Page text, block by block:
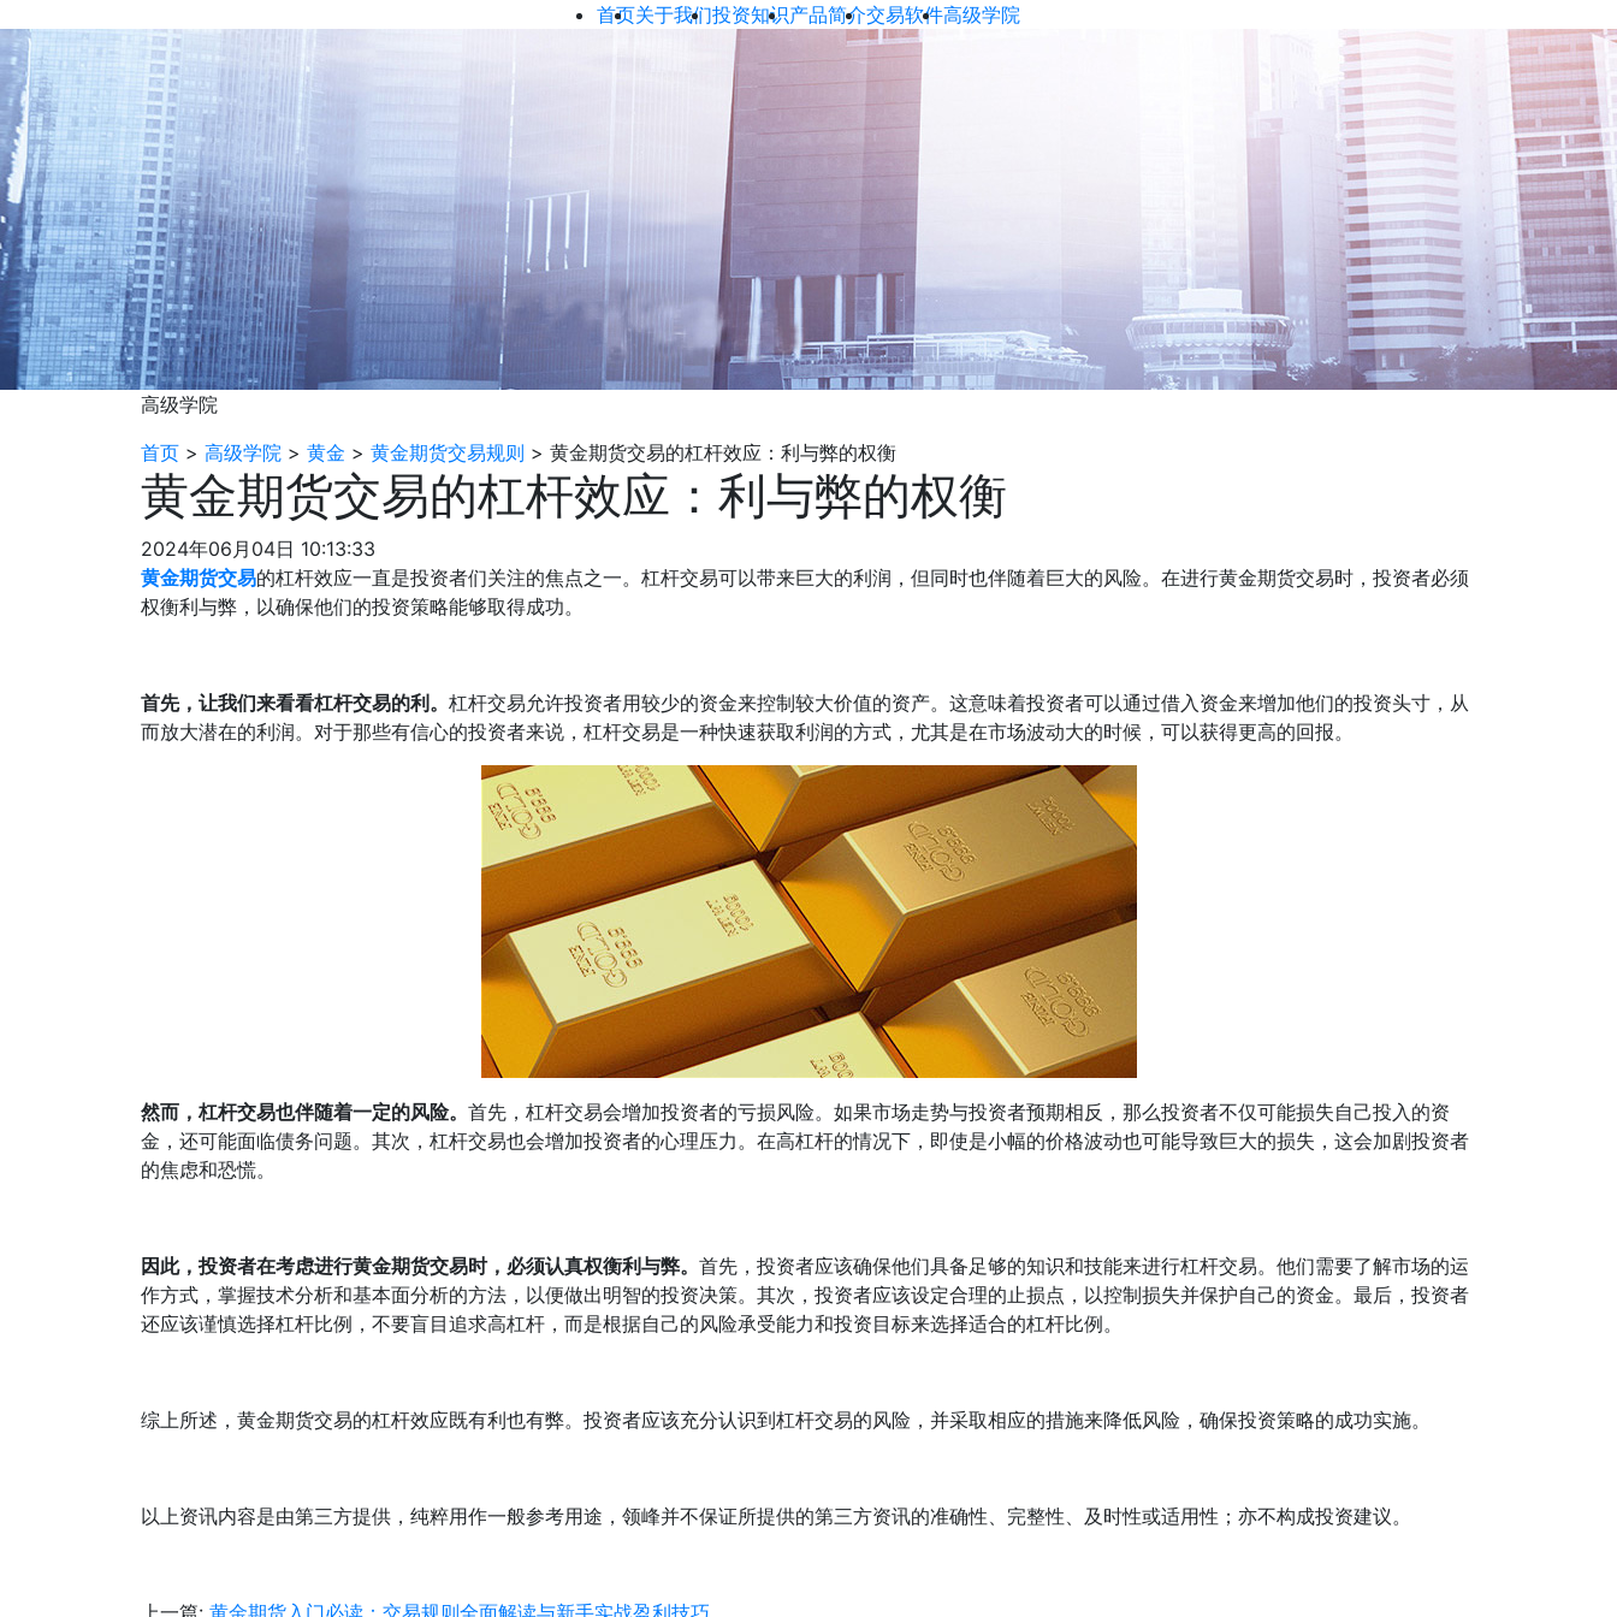
首页关于我们投资知识产品简介交易软件高级学院
高级学院
首页 > 高级学院 > 黄金 > 黄金期货交易规则 > 黄金期货交易的杠杆效应：利与弊的权衡
黄金期货交易的杠杆效应：利与弊的权衡
2024年06月04日 10:13:33
黄金期货交易的杠杆效应一直是投资者们关注的焦点之一。杠杆交易可以带来巨大的利润，但同时也伴随着巨大的风险。在进行黄金期货交易时，投资者必须
权衡利与弊，以确保他们的投资策略能够取得成功。
首先，让我们来看看杠杆交易的利。 杠杆交易允许投资者用较少的资金来控制较大价值的资产。这意味着投资者可以通过借入资金来增加他们的投资头寸，从
而放大潜在的利润。对于那些有信心的投资者来说，杠杆交易是一种快速获取利润的方式，尤其是在市场波动大的时候，可以获得更高的回报。
然而，杠杆交易也伴随着一定的风险。 首先，杠杆交易会增加投资者的亏损风险。如果市场走势与投资者预期相反，那么投资者不仅可能损失自己投入的资
金，还可能面临债务问题。其次，杠杆交易也会增加投资者的心理压力。在高杠杆的情况下，即使是小幅的价格波动也可能导致巨大的损失，这会加剧投资者
的焦虑和恐慌。
因此，投资者在考虑进行黄金期货交易时，必须认真权衡利与弊。 首先，投资者应该确保他们具备足够的知识和技能来进行杠杆交易。他们需要了解市场的运
作方式，掌握技术分析和基本面分析的方法，以便做出明智的投资决策。其次，投资者应该设定合理的止损点，以控制损失并保护自己的资金。最后，投资者
还应该谨慎选择杠杆比例，不要盲目追求高杠杆，而是根据自己的风险承受能力和投资目标来选择适合的杠杆比例。
综上所述，黄金期货交易的杠杆效应既有利也有弊。投资者应该充分认识到杠杆交易的风险，并采取相应的措施来降低风险，确保投资策略的成功实施。
以上资讯内容是由第三方提供，纯粹用作一般参考用途，领峰并不保证所提供的第三方资讯的准确性、完整性、及时性或适用性；亦不构成投资建议。
上一篇: 黄金期货入门必读：交易规则全面解读与新手实战盈利技巧